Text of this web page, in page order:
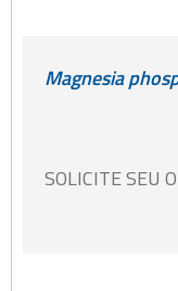
Magnesia
SOLICITE SEU